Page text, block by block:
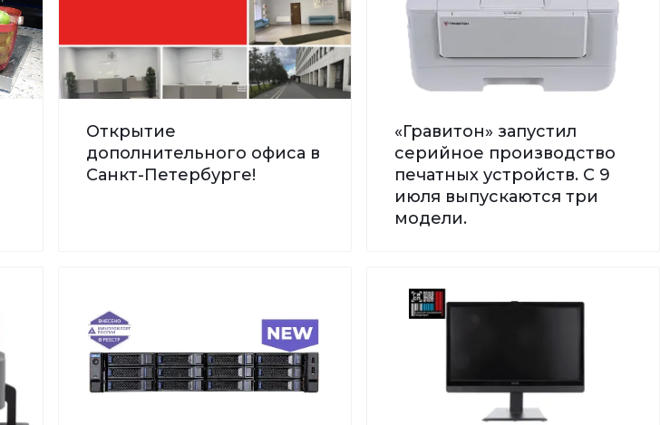
Открытие
дополнительного офиса в
Санкт-Петербурге!
«Гравитон» запустил
серийное производство
печатных устройств. С 9
июля выпускаются три
модели.